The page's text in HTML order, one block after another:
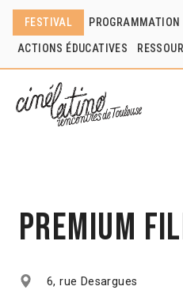
FESTIVAL PROGRAMMATION
ACTIONS ÉDUCATIVES
Premium
6, rue Desargues